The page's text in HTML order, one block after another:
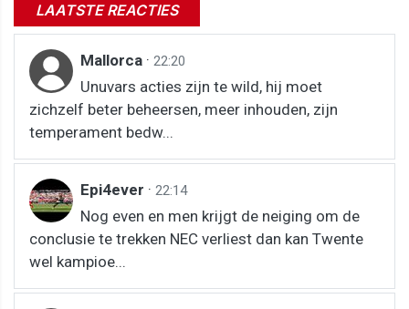
LAATSTE REACTIES
Mallorca · 22:20
Unuvars acties zijn te wild, hij moet
zichzelf beter beheersen, meer inhouden, zijn
temperament bedw...
Epi4ever · 22:14
Nog even en men krijgt de neiging om de
conclusie te trekken NEC verliest dan kan Twente
wel kampioe...